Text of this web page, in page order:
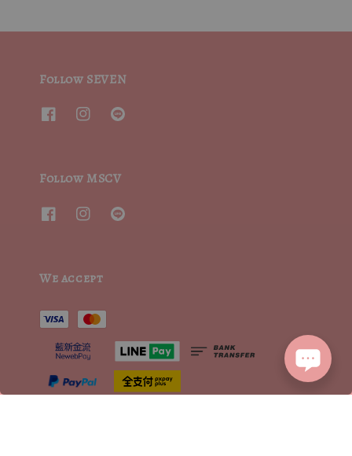
Follow SEVEN
Follow MSCV
We accept